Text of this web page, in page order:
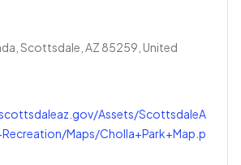
Scottsdale, AZ 85259, United
Assets/ScottsdaleA
Maps/Cholla+Park+Map.p